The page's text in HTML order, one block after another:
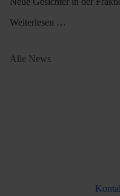
Weiterlesen …
Alle News